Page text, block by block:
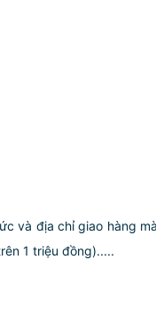
và địa chỉ giao hàng
1 triệu đồng).....